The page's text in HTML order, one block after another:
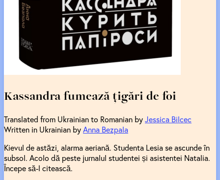
Kassandra fumează țigări de foi
Translated from Ukrainian to Romanian byJessica Bilcec
Written in Ukrainian byAnna Bezpala
Kievul de astăzi, alarma aeriană. Studenta Lesia se ascunde în
subsol. Acolo dă peste jurnalul studentei și asistentei Natalia.
Începe să-l citească.